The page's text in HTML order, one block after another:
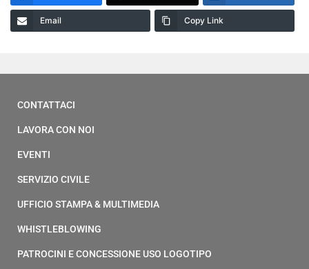
Email Copy Link
CONTATTACI
LAVORA CON NOI
EVENTI
SERVIZIO CIVILE
UFFICIO STAMPA & MULTIMEDIA
WHISTLEBLOWING
PATROCINI E CONCESSIONE USO LOGOTIPO